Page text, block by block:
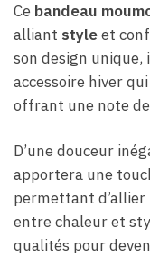
Ce bandeau
alliant styleet
son design
accessoire hiver
offrant une note
D’une douceur
apportera une
permettant
entre chaleur et
qualités pour